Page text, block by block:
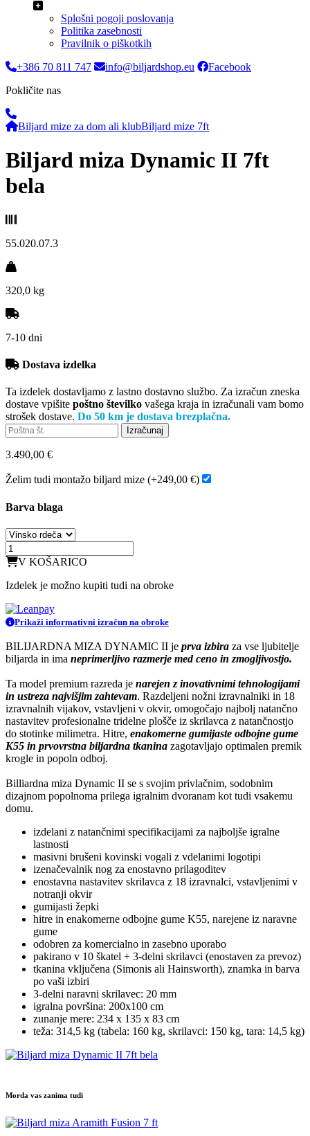
Splošni pogoji poslovanja
Politika zasebnosti
Pravilnik o piškotkih
+386 70 811 747
info@biljardshop.eu
Facebook
Pokličite nas
Biljard mize za dom ali klubBiljard mize 7ft
Biljard miza Dynamic II 7ft
bela
55.020.07.3
320,0 kg
7-10 dni
Dostava izdelka
Ta izdelek dostavljamo z lastno dostavno službo. Za izračun zneska
dostave vpišite poštno številko vašega kraja in izračunali vam bomo
strošek dostave. Do 50 km je dostava brezplačna.
3.490,00 €
Želim tudi montažo biljard mize (+249,00 €)
Barva blaga
V KOŠARICO
Izdelek je možno kupiti tudi na obroke
Prikaži informativni izračun na obroke
BILIJARDNA MIZA DYNAMIC II je prva izbira za vse ljubitelje
biljarda in ima neprimerljivo razmerje med ceno in zmogljivostjo.
Ta model premium razreda je narejen z inovativnimi tehnologijami
in ustreza najvišjim zahtevam. Razdeljeni nožni izravnalniki in 18
izravnalnih vijakov, vstavljeni v okvir, omogočajo najbolj natančno
nastavitev profesionalne tridelne plošče iz skrilavca z natančnostjo
do stotinke milimetra. Hitre, enakomerne gumijaste odbojne gume
K55 in prvovrstna biljardna tkanina zagotavljajo optimalen premik
krogle in popoln odboj.
Billiardna miza Dynamic II se s svojim privlačnim, sodobnim
dizajnom popolnoma prilega igralnim dvoranam kot tudi vsakemu
domu.
izdelani z natančnimi specifikacijami za najboljše igralne
lastnosti
masivni brušeni kovinski vogali z vdelanimi logotipi
izenačevalnik nog za enostavno prilagoditev
enostavna nastavitev skrilavca z 18 izravnalci, vstavljenimi v
notranji okvir
gumijasti žepki
hitre in enakomerne odbojne gume K55, narejene iz naravne
gume
odobren za komercialno in zasebno uporabo
pakirano v 10 škatel + 3-delni skrilavci (enostaven za prevoz)
tkanina vključena (Simonis ali Hainsworth), znamka in barva
po vaši izbiri
3-delni naravni skrilavec: 20 mm
igralna površina: 200x100 cm
zunanje mere: 234 x 135 x 83 cm
teža: 314,5 kg (tabela: 160 kg, skrilavci: 150 kg, tara: 14,5 kg)
Morda vas zanima tudi